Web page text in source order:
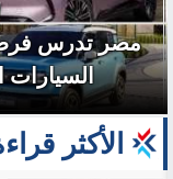
السيارات
الأكثر